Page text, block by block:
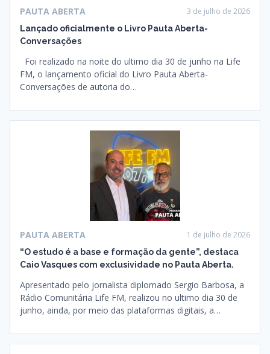
PAUTA ABERTA 3 de julho de 2026
Lançado oficialmente o Livro Pauta Aberta-
Conversações
Foi realizado na noite do ultimo dia 30 de junho na Life
FM, o lançamento oficial do Livro Pauta Aberta-
Conversações de autoria do…
PAUTA ABERTA 1 de julho de 2026
“O estudo é a base e formação da gente”, destaca
Caio Vasques com exclusividade no Pauta Aberta.
Apresentado pelo jornalista diplomado Sergio Barbosa, a
Rádio Comunitária Life FM, realizou no ultimo dia 30 de
junho, ainda, por meio das plataformas digitais, a…